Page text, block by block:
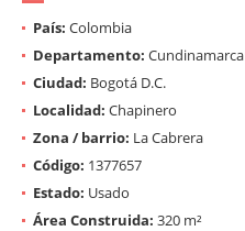
País: Colombia
Departamento: Cundinamarca
Ciudad: Bogotá D.C.
Localidad: Chapinero
Zona / barrio: La Cabrera
Código: 1377657
Estado: Usado
Área Construida: 320 m²